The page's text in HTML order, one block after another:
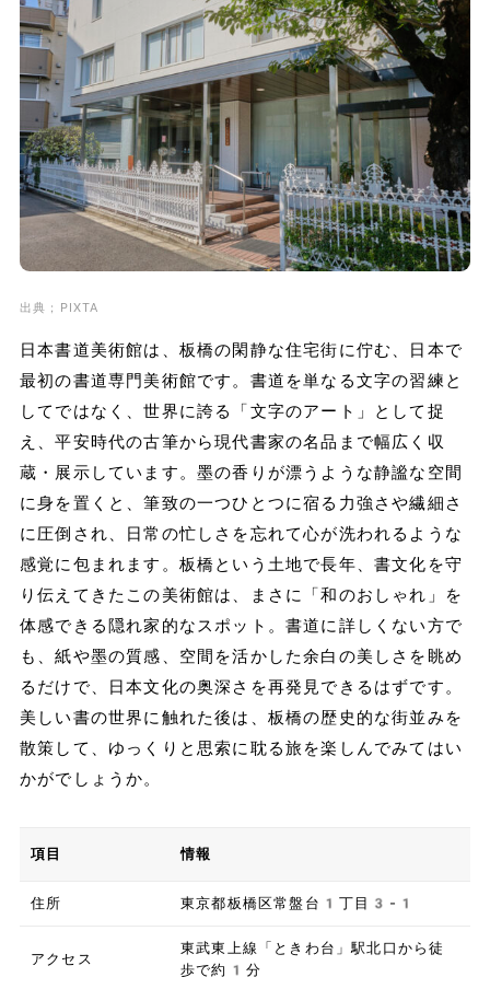
出典；PIXTA
日本書道美術館は、板橋の閑静な住宅街に佇む、日本で
最初の書道専門美術館です。書道を単なる文字の習練と
してではなく、世界に誇る「文字のアート」として捉
え、平安時代の古筆から現代書家の名品まで幅広く収
蔵・展示しています。墨の香りが漂うような静謐な空間
に身を置くと、筆致の一つひとつに宿る力強さや繊細さ
に圧倒され、日常の忙しさを忘れて心が洗われるような
感覚に包まれます。板橋という土地で長年、書文化を守
り伝えてきたこの美術館は、まさに「和のおしゃれ」を
体感できる隠れ家的なスポット。書道に詳しくない方で
も、紙や墨の質感、空間を活かした余白の美しさを眺め
るだけで、日本文化の奥深さを再発見できるはずです。
美しい書の世界に触れた後は、板橋の歴史的な街並みを
散策して、ゆっくりと思索に耽る旅を楽しんでみてはい
かがでしょうか。
項目 情報
住所 東京都板橋区常盤台1丁目3-1
アクセス
東武東上線「ときわ台」駅北口から徒
歩で約1分